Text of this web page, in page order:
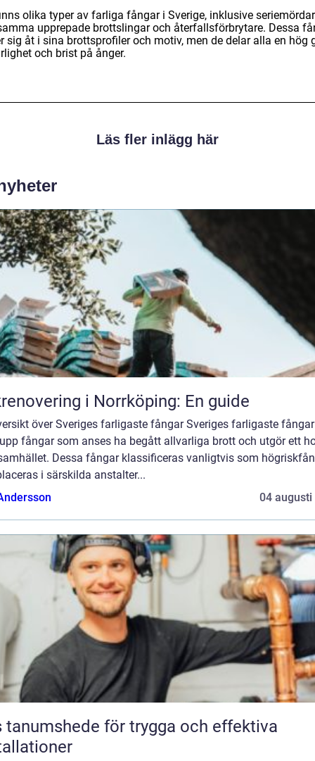
olika typer av farliga fångar i Sverige, inklusive
upprepade brottslingar och återfallsförbrytare. Dessa
sig åt i sina brottsprofiler och motiv, men de delar alla en hög
och brist på ånger.
Läs fler inlägg här
i Norrköping: En guide
över Sveriges farligaste fångar Sveriges farligaste
fångar som anses ha begått allvarliga brott och utgör ett
Dessa fångar klassificeras vanligtvis som
i särskilda anstalter...
04 augusti
tanumshede för trygga och effektiva